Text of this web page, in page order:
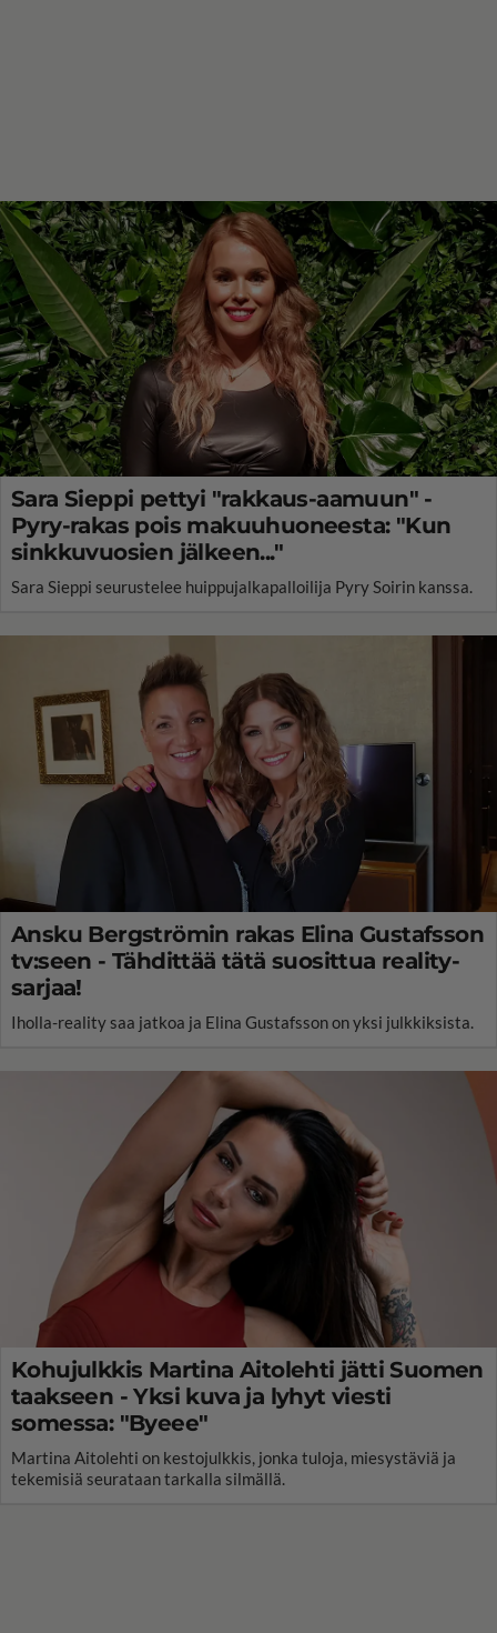
Sara Sieppi pettyi "rakkaus-aamuun" -
Pyry-rakas pois makuuhuoneesta: "Kun
sinkkuvuosien jälkeen..."
Sara Sieppi seurustelee huippujalkapalloilija Pyry Soirin kanssa.
Ansku Bergströmin rakas Elina Gustafsson
tv:seen - Tähdittää tätä suosittua reality-
sarjaa!
Iholla-reality saa jatkoa ja Elina Gustafsson on yksi julkkiksista.
Kohujulkkis Martina Aitolehti jätti Suomen
taakseen - Yksi kuva ja lyhyt viesti
somessa: "Byeee"
Martina Aitolehti on kestojulkkis, jonka tuloja, miesystäviä ja
tekemisiä seurataan tarkalla silmällä.